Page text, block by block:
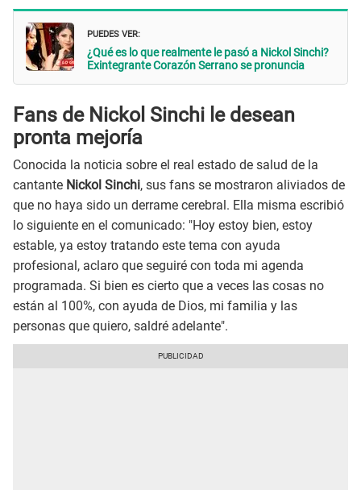
PUEDES VER:
¿Qué es lo que realmente le pasó a Nickol Sinchi?
Exintegrante Corazón Serrano se pronuncia
Fans de Nickol Sinchi le desean
pronta mejoría
Conocida la noticia sobre el real estado de salud de la
cantante Nickol Sinchi, sus fans se mostraron aliviados de
que no haya sido un derrame cerebral. Ella misma escribió
lo siguiente en el comunicado: "Hoy estoy bien, estoy
estable, ya estoy tratando este tema con ayuda
profesional, aclaro que seguiré con toda mi agenda
programada. Si bien es cierto que a veces las cosas no
están al 100%, con ayuda de Dios, mi familia y las
personas que quiero, saldré adelante".